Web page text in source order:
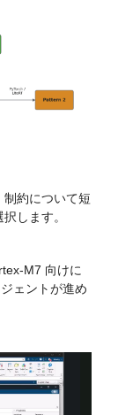
約について短
します。
M7 向けに
ェントが進め